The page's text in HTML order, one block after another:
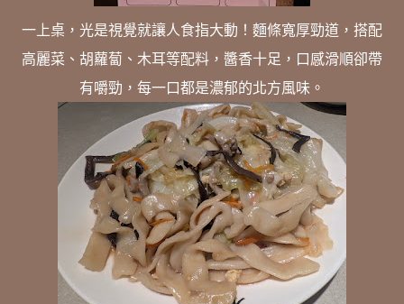
一上桌，光是視覺就讓人食指大動！麵條寬厚勁道，搭配
高麗菜、胡蘿蔔、木耳等配料，醬香十足，口感滑順卻帶
有嚼勁，每一口都是濃郁的北方風味。